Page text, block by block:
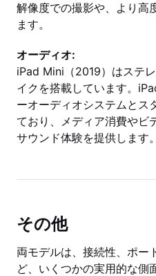
解像度での撮影や、より高
ます。
オーディオ:
iPad Mini（2019）はステ
イクを搭載しています。
ーオーディオシステムとス
ており、メディア消費やビ
サウンド体験を提供します。
その他
両モデルは、接続性、ポー
ど、いくつかの実用的な側